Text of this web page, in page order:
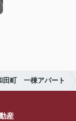
田町 一棟アパート
産